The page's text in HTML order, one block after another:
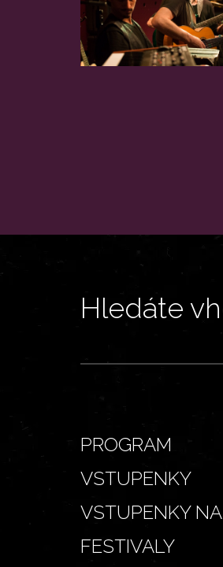
Hledáte
PROGRAM
VSTUPENKY
VSTUPENKY
FESTIVALY